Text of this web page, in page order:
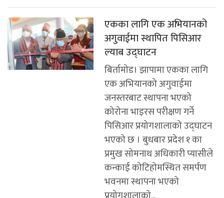
एकका लागि एक अभियानको
अगुवाईमा स्थापित पिसिआर
ल्याब उद्घाटन
बिर्तामोड। झापामा एकका लागि
एक अभियानको अगुवाईमा
जनस्तरबाट स्थापना भएको
कोरोना भाइरस परीक्षण गर्ने
पिसिआर प्रयोगशालाको उद्घाटन
भएको छ । बुधबार प्रदेश १ का
प्रमुख सोमनाथ अधिकारी प्यासीले
कन्काई कोटिहोमस्थित समर्पण
भवनमा स्थापना भएको